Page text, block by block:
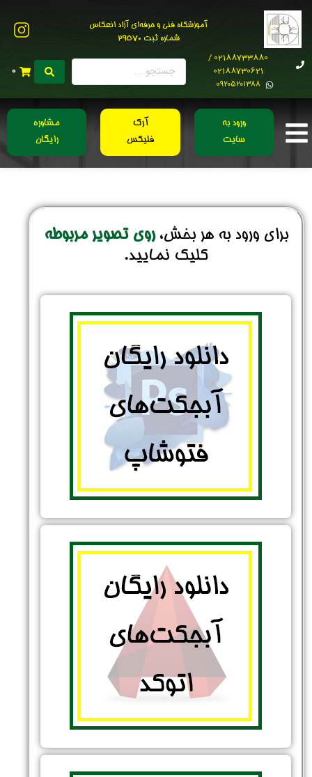
آموزشگاه فنی و حرفه‌ای آزاد انعکاس
شماره ثبت 29570
02188733880 /
02188730621
0۹۲۰۵۲۰۱۳۸۸
0
ورود به
سایت
آرک
فلیکس
مشاوره
رایگان
برای ورود به هر بخش، روی تصویر مربوطه
کلیک نمایید.